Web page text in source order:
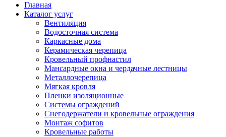
Главная
Каталог услуг
Вентиляция
Водосточная система
Каркасные дома
Керамическая черепица
Кровельный профнастил
Мансардные окна и чердачные лестницы
Металлочерепица
Мягкая кровля
Пленки изоляционные
Системы ограждений
Снегодержатели и кровельные ограждения
Монтаж софитов
Кровельные работы